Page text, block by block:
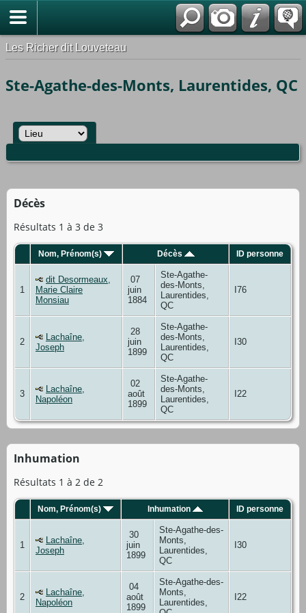
Les Richer dit Louveteau
Ste-Agathe-des-Monts, Laurentides, QC
Décès
Résultats 1 à 3 de 3
Nom, Prénom(s) Décès ID personne
1
dit Desormeaux,
Marie Claire
Monsiau
07
juin
1884
Ste-Agathe-
des-Monts,
Laurentides,
QC
I76
2
Lachaîne,
Joseph
28
juin
1899
Ste-Agathe-
des-Monts,
Laurentides,
QC
I30
3
Lachaîne,
Napoléon
02
août
1899
Ste-Agathe-
des-Monts,
Laurentides,
QC
I22
Inhumation
Résultats 1 à 2 de 2
Nom, Prénom(s) Inhumation ID personne
1
Lachaîne,
Joseph
30
juin
1899
Ste-Agathe-des-
Monts,
Laurentides,
QC
I30
2
Lachaîne,
Napoléon
04
août
1899
Ste-Agathe-des-
Monts,
Laurentides,
I22